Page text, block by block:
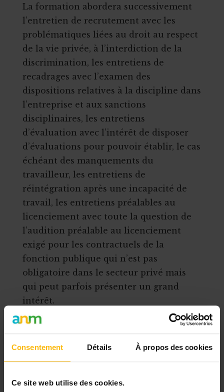
Consentement Détails À propos des cookies
Ce site web utilise des cookies.
La formation abordera successivement
l’entretien de recrutement avec les
problématiques liées au droit au respect
de la vie privée, à l’interdiction de la
discrimination, les entretiens de
recadrages avec l’examen des
dispositions relatives à la discipline dans
l’entreprise et aux sanctions
disciplinaires, les entretiens
d’évaluation avec l’intérêt de disposer
d’évaluations pour pouvoir établir, le cas
échéant des manquements du
travailleur, les entretiens de
réintégration après une incapacité de
travail, les entretiens préalables au
licenciement avec toute la question de
l’audition préalable au licenciement
exigé pour les contractuels de la
fonction publique qui n’est pas
obligatoire dans le secteur privé mais
qui peut parfois présenter un grand
intérêt.
Objectifs
Pouvoir développer au sein de
l’entreprise de bons réflexes de
discussions constructives avec les